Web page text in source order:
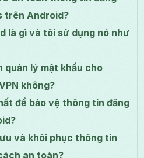
trên Android?
là gì và tôi sử dụng nó như
quản lý mật khẩu cho
không?
để bảo vệ thông tin đăng
và khôi phục thông tin
an toàn?